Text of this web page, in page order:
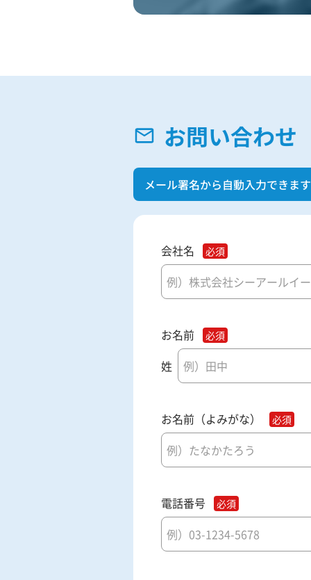
お問い合わせ
メール署名から自動入力できます
会社名
お名前
姓
お名前（よみがな）
電話番号